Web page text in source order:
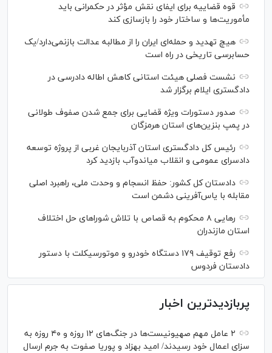
قوه قضاییه برای ایفای نقش مؤثر در حکمرانی باید
مأموریت‌ها و ساختار خود را بازسازی کند
هیچ تهدید و حمله‌ای ایران را از مطالبه عدالت بازنمی‌دارد/یک
حسابرسی تاریخی در راه است
نشست فصلی هیئت استانی کاهش اطاله دادرسی در
دادگستری ایلام برگزار شد
صدور دستورات ویژه قضایی برای جمع شدن صفوف طولانی
در پمپ بنزین‌های استان هرمزگان
رئیس کل دادگستری استان آذربایجان غربی از پروژه توسعه
دادسرای عمومی و انقلاب میاندوآب بازدید کرد
دادستان کل کشور: حفظ انسجام و وحدت ملی، راهبرد اصلی
مقابله با یاس‌آفرینی دشمن است
رهایی ۸ محکوم به قصاص با تلاش شورا‌های حل اختلاف
استان مازندران
رفع توقیف ۱۷۹ دستگاه خودرو و موتورسیکلت با دستور
دادستان فردوس
پربازدیدترین اخبار
۲ عامل مهم صهیونیست‌ها در جنگ‌های ۱۲ روزه و ۴۰ روزه به
سزای اعمال خود رسیدند/ امید بهزاد و پوریا صفوت به جرم ارسال